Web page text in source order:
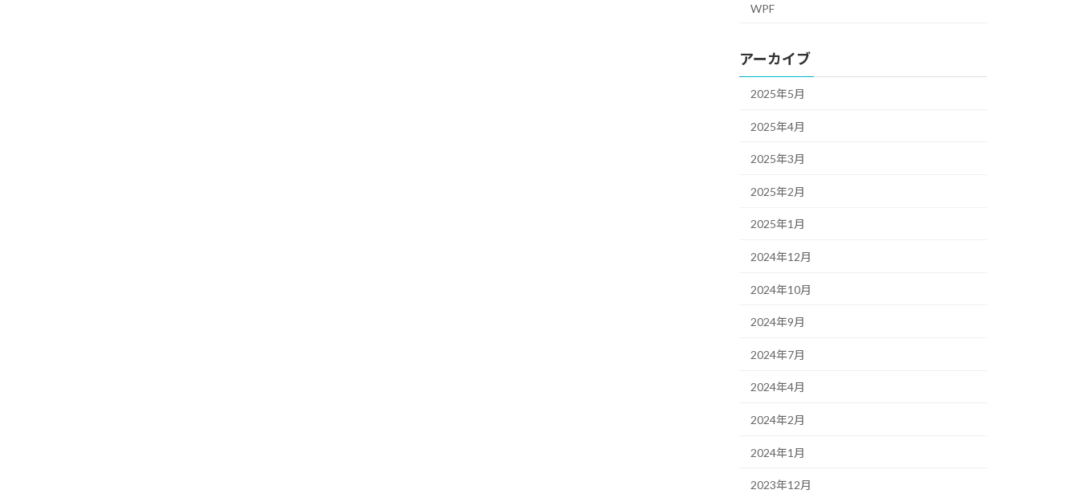
WPF
アーカイブ
2025年5月
2025年4月
2025年3月
2025年2月
2025年1月
2024年12月
2024年10月
2024年9月
2024年7月
2024年4月
2024年2月
2024年1月
2023年12月